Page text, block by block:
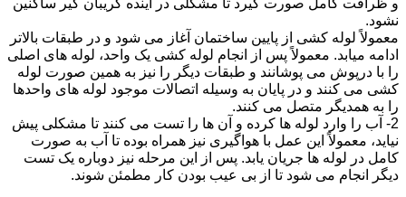
نشود.
معمولاً لوله کشی از پایین ساختمان آغاز می شود و در طبقات بالاتر
ادامه میابد. معمولاً پس از انجام لوله کشی یک واحد، لوله های اصلی
را با درپوش می پوشانند و طبقات دیگر را نیز به همین صورت لوله
کشی می کنند و در پایان به وسیله اتصالات موجود لوله های واحدها
را به همدیگر متصل می کنند.
2- آب را وارد لوله ها کرده و آن ها را تست می کنند تا مشکلی پیش
نیاید، معمولاً این عمل با هواگیری نیز همراه بوده تا آب به صورت
کامل در لوله ها جریان یابد. پس از این مرحله نیز دوباره یک تست
دیگر انجام می شود تا از بی عیب بودن کار مطمئن شوند.